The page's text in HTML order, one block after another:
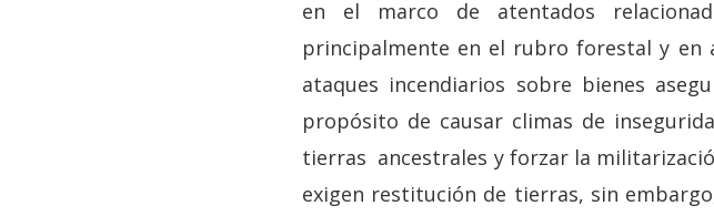
en el marco de atentados
principalmente en el rubro forestal y en
ataques incendiarios sobre bienes
propósito de causar climas de
tierras ancestrales y forzar la
exigen restitución de tierras, sin